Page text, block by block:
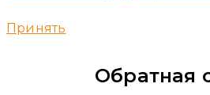
Принять
Обратная